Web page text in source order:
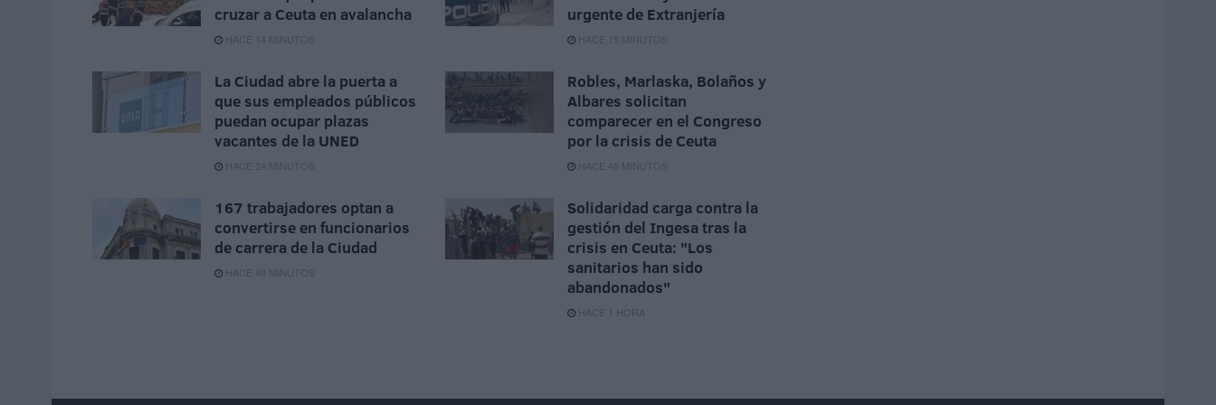
cruzar a Ceuta en avalancha
HACE 14 MINUTOS
urgente de Extranjería
HACE 15 MINUTOS
La Ciudad abre la puerta a
que sus empleados públicos
puedan ocupar plazas
vacantes de la UNED
HACE 24 MINUTOS
Robles, Marlaska, Bolaños y
Albares solicitan
comparecer en el Congreso
por la crisis de Ceuta
HACE 46 MINUTOS
167 trabajadores optan a
convertirse en funcionarios
de carrera de la Ciudad
HACE 49 MINUTOS
Solidaridad carga contra la
gestión del Ingesa tras la
crisis en Ceuta: "Los
sanitarios han sido
abandonados"
HACE 1 HORA